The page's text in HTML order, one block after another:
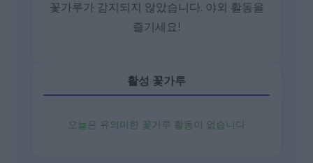
꽃가루가 감지되지 않았습니다. 야외 활동을
즐기세요!
활성 꽃가루
오늘은 유의미한 꽃가루 활동이 없습니다